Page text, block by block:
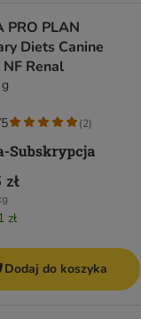
PRO PLAN
Diets Canine
Renal
zł
(2)
Dodaj do koszyka